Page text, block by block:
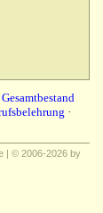
Gesamtbestand
·
| © 2006-2026 by